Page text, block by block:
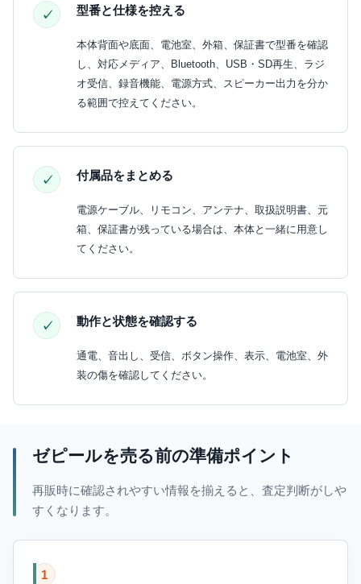
型番と仕様を控える
本体背面や底面、電池室、外箱、保証書で型番を確認
し、対応メディア、Bluetooth、USB・SD再生、ラジ
オ受信、録音機能、電源方式、スピーカー出力を分か
る範囲で控えてください。
付属品をまとめる
電源ケーブル、リモコン、アンテナ、取扱説明書、元
箱、保証書が残っている場合は、本体と一緒に用意し
てください。
動作と状態を確認する
通電、音出し、受信、ボタン操作、表示、電池室、外
装の傷を確認してください。
ゼピールを売る前の準備ポイント
再販時に確認されやすい情報を揃えると、査定判断がしや
すくなります。
1